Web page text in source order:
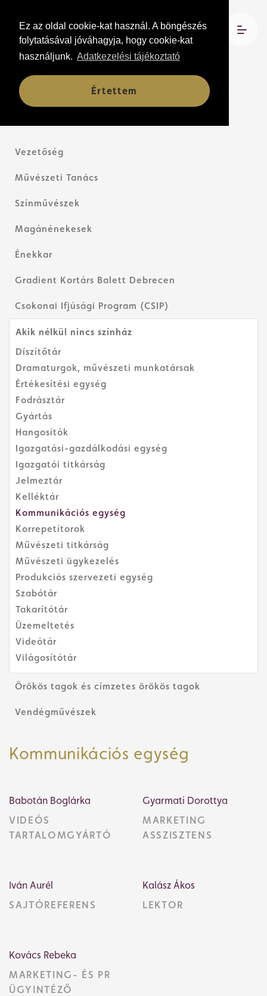
Ez az oldal cookie-kat használ. A böngészés
folytatásával jóváhagyja, hogy cookie-kat
használjunk. Adatkezelési tájékoztató
Értettem
Jegyvásárlás
Társulat
Vezetőség
Művészeti Tanács
Színművészek
Magánénekesek
Énekkar
Gradient Kortárs Balett Debrecen
Csokonai Ifjúsági Program (CSIP)
Akik nélkül nincs színház
Díszítőtár
Dramaturgok, művészeti munkatársak
Értékesítési egység
Fodrásztár
Gyártás
Hangosítók
Igazgatási-gazdálkodási egység
Igazgatói titkárság
Jelmeztár
Kelléktár
Kommunikációs egység
Korrepetítorok
Művészeti titkárság
Művészeti ügykezelés
Produkciós szervezeti egység
Szabótár
Takarítótár
Üzemeltetés
Videótár
Világosítótár
Örökös tagok és címzetes örökös tagok
Vendégművészek
Kommunikációs egység
Babotán Boglárka
VIDEÓS
TARTALOMGYÁRTÓ
Gyarmati Dorottya
MARKETING
ASSZISZTENS
Iván Aurél
SAJTÓREFERENS
Kalász Ákos
LEKTOR
Kovács Rebeka
MARKETING- ÉS PR
ÜGYINTÉZŐ